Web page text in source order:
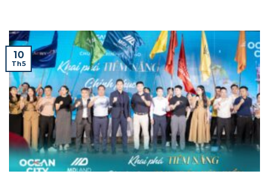
10
Th5